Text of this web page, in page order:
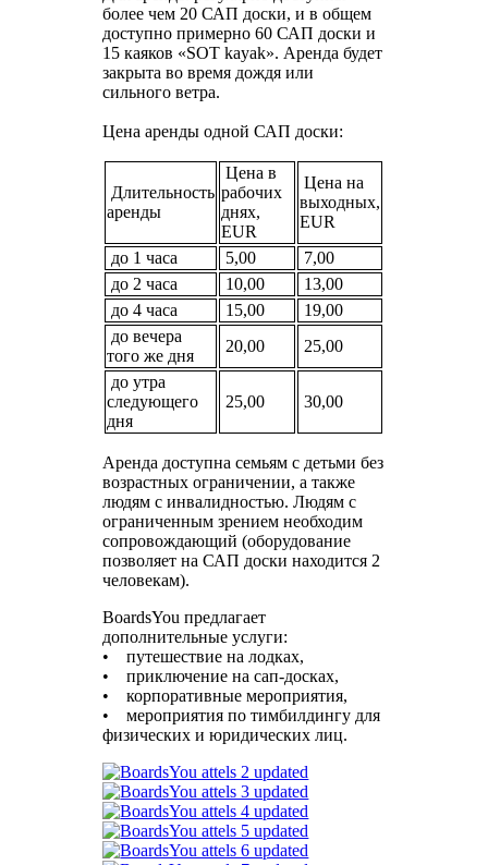
более чем 20 САП доски, и в общем
доступно примерно 60 САП доски и
15 каяков «SOT kayak». Аренда будет
закрыта во время дождя или
сильного ветра.
Цена аренды одной САП доски:
Длительность
аренды
Цена в
рабочих
днях,
EUR
Цена на
выходных,
EUR
до 1 часа
5,00
7,00
до 2 часа
10,00
13,00
до 4 часа
15,00
19,00
до вечера
того же дня
20,00
25,00
до утра
следующего
дня
25,00 30,00
Аренда доступна семьям с детьми без
возрастных ограничении, а также
людям с инвалидностью. Людям с
ограниченным зрением необходим
сопровождающий (оборудование
позволяет на САП доски находится 2
человекам).
BoardsYou предлагает
дополнительные услуги:
• путешествие на лодках,
• приключение на сап-досках,
• корпоративные мероприятия,
• мероприятия по тимбилдингу для
физических и юридических лиц.